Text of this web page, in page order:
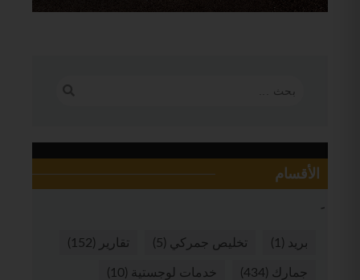
الأقسام
بريد (1) تخليص جمركي (5) تقارير (152)
جمارك (434) خدمات لوجستية (10)